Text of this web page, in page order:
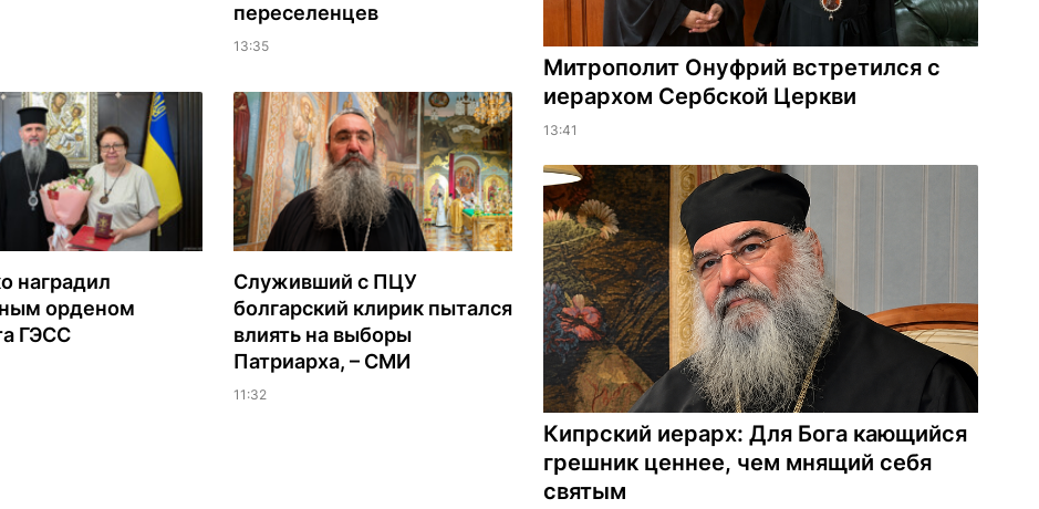
переселенцев
13:35
наградил
орденом
ГЭСС
Служивший с ПЦУ
болгарский клирик пытался
влиять на выборы
Патриарха, – СМИ
11:32
Митрополит Онуфрий встретился с
иерархом Сербской Церкви
13:41
Кипрский иерарх: Для Бога кающийся
грешник ценнее, чем мнящий себя
святым